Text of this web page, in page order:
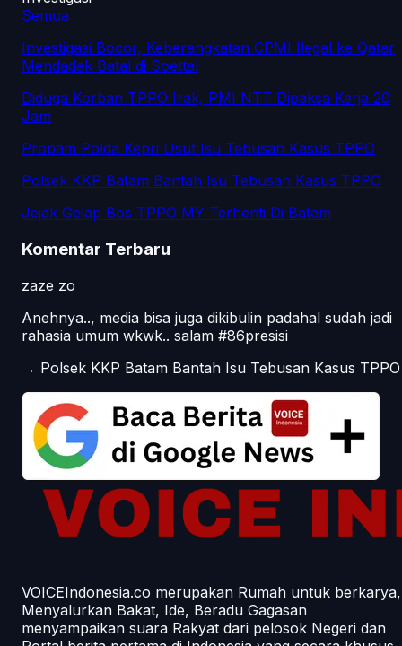
Semua
Investigasi Bocor, Keberangkatan CPMI Ilegal ke Qatar
Mendadak Batal di Soetta!
Diduga Korban TPPO Irak, PMI NTT Dipaksa Kerja 20
Jam
Propam Polda Kepri Usut Isu Tebusan Kasus TPPO
Polsek KKP Batam Bantah Isu Tebusan Kasus TPPO
Jejak Gelap Bos TPPO MY Terhenti Di Batam
Komentar Terbaru
zaze zo
Anehnya.., media bisa juga dikibulin padahal sudah jadi
rahasia umum wkwk.. salam #86presisi
→ Polsek KKP Batam Bantah Isu Tebusan Kasus TPPO
VOICEIndonesia.co merupakan Rumah untuk berkarya,
Menyalurkan Bakat, Ide, Beradu Gagasan
menyampaikan suara Rakyat dari pelosok Negeri dan